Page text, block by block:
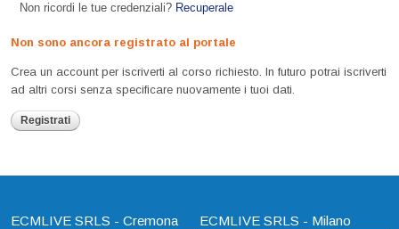
Non ricordi le tue credenziali? Recuperale
Non sono ancora registrato al portale
Crea un account per iscriverti al corso richiesto. In futuro potrai iscriverti
ad altri corsi senza specificare nuovamente i tuoi dati.
Registrati
ECMLIVE SRLS - Cremona ECMLIVE SRLS - Milano